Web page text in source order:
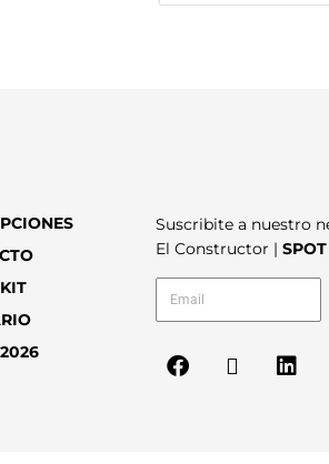
Suscribite a nuestro
El Constructor | SPOT